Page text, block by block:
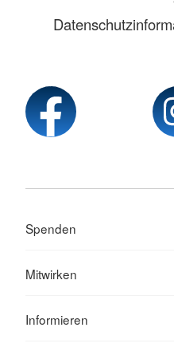
Spenden
Mitwirken
Informieren